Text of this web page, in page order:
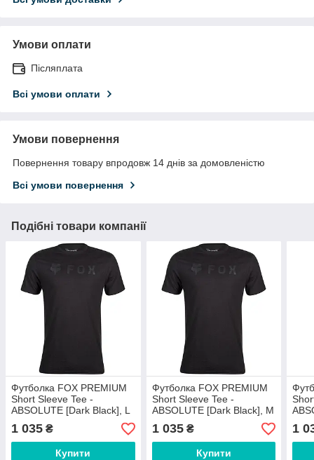
Умови оплати
Післяплата
Всі умови оплати
Умови повернення
Повернення товару впродовж 14 днів за домовленістю
Всі умови повернення
Подібні товари компанії
Футболка FOX PREMIUM
Short Sleeve Tee -
ABSOLUTE [Dark Black], L
1 035 ₴
Купити
Футболка FOX PREMIUM
Short Sleeve Tee -
ABSOLUTE [Dark Black], M
1 035₴
Купити
L
1